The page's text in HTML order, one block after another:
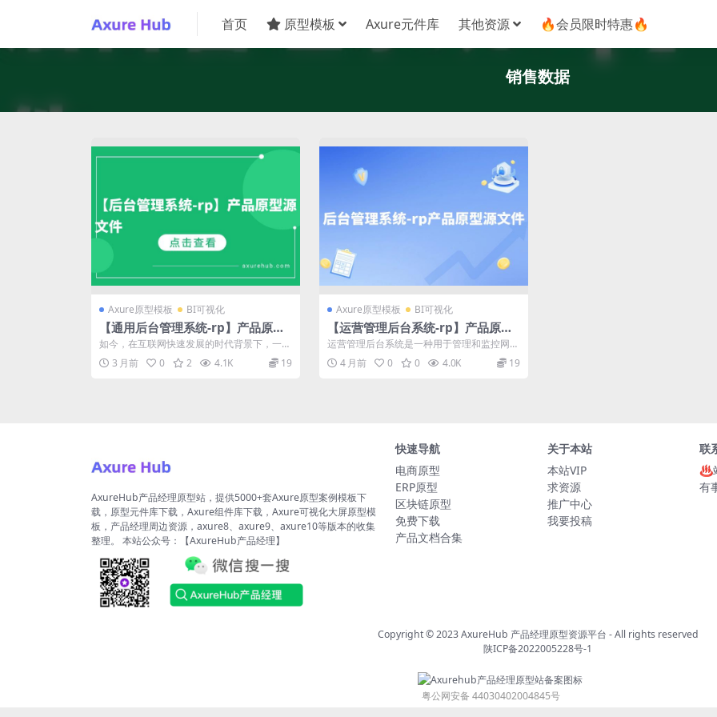
首页 原型模板 Axure元件库 其他资源 🔥会员限时特惠🔥
销售数据
Axure原型模板 BI可视化
【通用后台管理系统-rp】产品原型
源文件
如今，在互联网快速发展的时代背景下，一个
高效、便捷的后台管理系统对于产品经理和
运...3 月前 0 2 4.1K 19
Axure原型模板 BI可视化
【运营管理后台系统-rp】产品原型
源文件
运营管理后台系统是一种用于管理和监控网站
运营活动的工具，通过实时数据分析和灵活
的...4 月前 0 0 4.0K 19
AxureHub产品经理原型站，提供5000+套Axure原型案例模板下
载，原型元件库下载，Axure组件库下载，Axure可视化大屏原型模
板，产品经理周边资源，axure8、axure9、axure10等版本的收集
整理。 本站公众号：【AxureHub产品经理】
快速导航
电商原型
ERP原型
区块链原型
免费下载
产品文档合集
关于本站
本站VIP
求资源
推广中心
我要投稿
联
♨️
有
Copyright © 2023AxureHub 产品经理原型资源平台 - All rights reserved
陕ICP备2022005228号-1
粤公网安备 44030402004845号